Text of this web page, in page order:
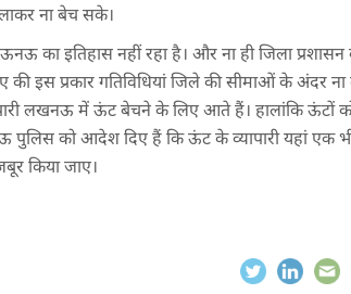
ना बेच सके।
का इतिहास नहीं रहा है। और ना ही जिला
की इस प्रकार गतिविधियां जिले की सीमाओं के अंदर ना
लखनऊ में ऊंट बेचने के लिए आते हैं। हालांकि ऊंटों
पुलिस को आदेश दिए हैं कि ऊंट के व्यापारी यहां एक
किया जाए।